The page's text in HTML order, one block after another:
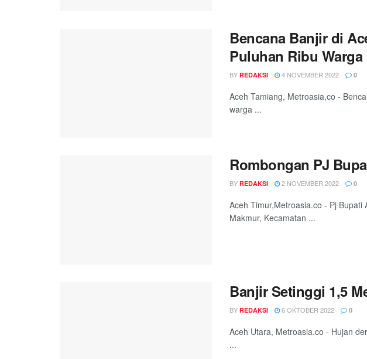
Bencana Banjir di
Puluhan Ribu
BY REDAKSI 4 NOVEMBER 2022 0
Aceh Tamiang, Metroasia,co -
warga ...
Rombongan PJ
BY REDAKSI 2 NOVEMBER 2022 0
Aceh Timur,Metroasia.co - Pj
Makmur, Kecamatan ...
Banjir Setinggi 1,5
BY REDAKSI 6 OKTOBER 2022 0
Aceh Utara, Metroasia.co - Hujan
...